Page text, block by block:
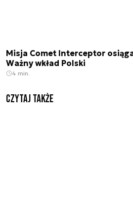
Misja Comet Interceptor
Ważny wkład Polski
4 min.
Czytaj także